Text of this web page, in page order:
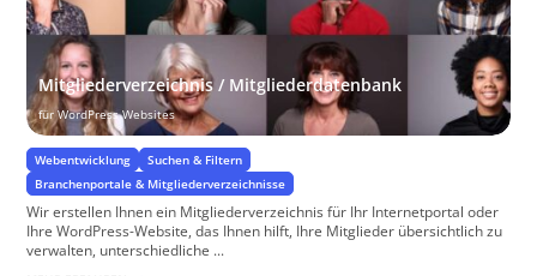
Mitgliederverzeichnis / Mitgliederdatenbank
für WordPress Websites
Webentwicklung
Suchen & Filtern
Branchenportale & Mitgliederverzeichnisse
Wir erstellen Ihnen ein Mitgliederverzeichnis für Ihr Internetportal oder
Ihre WordPress-Website, das Ihnen hilft, Ihre Mitglieder übersichtlich zu
verwalten, unterschiedliche ...